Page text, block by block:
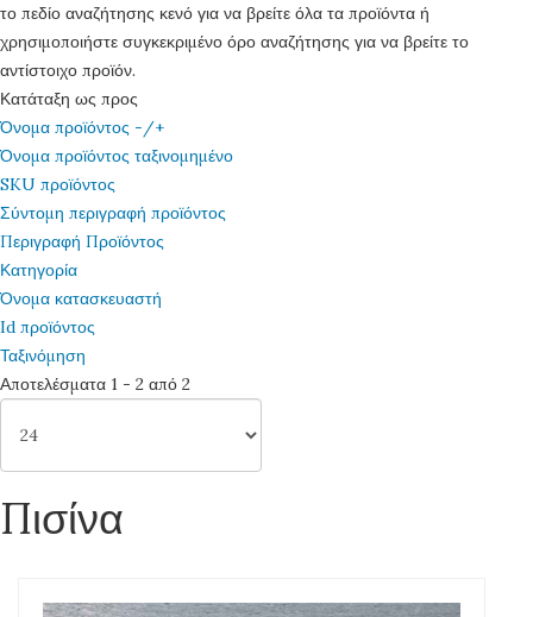
το πεδίο αναζήτησης κενό για να βρείτε όλα τα προϊόντα ή
χρησιμοποιήστε συγκεκριμένο όρο αναζήτησης για να βρείτε το
αντίστοιχο προϊόν.
Κατάταξη ως προς
Όνομα προϊόντος -/+
Όνομα προϊόντος ταξινομημένο
SKU προϊόντος
Σύντομη περιγραφή προϊόντος
Περιγραφή Προϊόντος
Κατηγορία
Όνομα κατασκευαστή
Id προϊόντος
Ταξινόμηση
Αποτελέσματα 1 - 2 από 2
Πισίνα